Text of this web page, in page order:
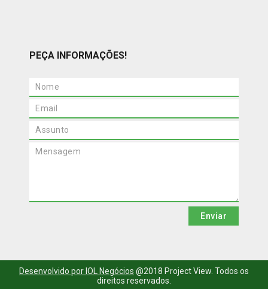
PEÇA INFORMAÇÕES!
Desenvolvido por IOL Negócios @2018 Project View. Todos os
direitos reservados.